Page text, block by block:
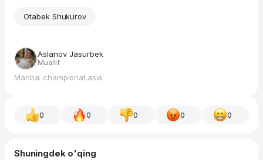
Otabek Shukurov
Aslanov Jasurbek
Muallif
Manba: championat.asia
0 0 0 0 0
Shuningdek o'qing